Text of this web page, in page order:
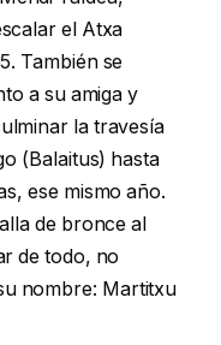
el Atxa
También se
a su amiga y
la travesía
(Balaitus) hasta
ese mismo año.
de bronce al
de todo, no
nombre: Martitxu